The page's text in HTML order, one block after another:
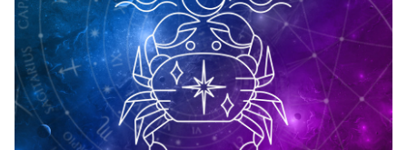
Выставки
Пресс-
релизы
О
Metro
Стримы